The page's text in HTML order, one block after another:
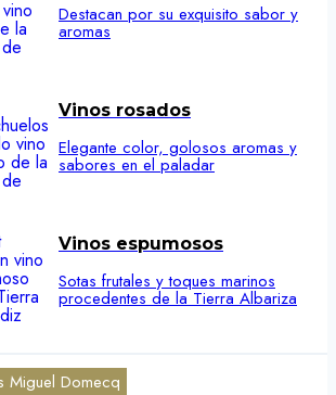
Destacan por su exquisito sabor y
aromas
Vinos rosados
Elegante color, golosos aromas y
sabores en el paladar
Vinos espumosos
Sotas frutales y toques marinos
procedentes de la Tierra Albariza
Miguel Domecq